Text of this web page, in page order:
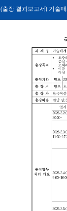
(출장 결과보고서) 기술